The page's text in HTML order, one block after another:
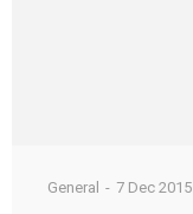
General 7 Dec 2015